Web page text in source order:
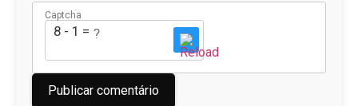
Captcha
8 - 1 = ?